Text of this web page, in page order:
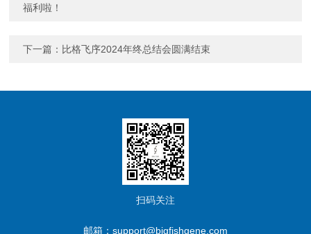
福利啦！
下一篇： 比格飞序2024年终总结会圆满结束
扫码关注
邮箱：support@bigfishgene.com